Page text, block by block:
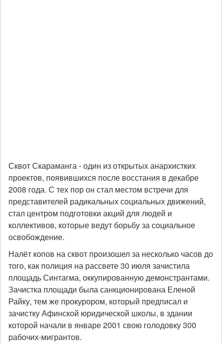
Сквот Скараманга - один из открытых анархистких
проектов, появившихся после восстания в декабре
2008 года. С тех пор он стал местом встречи для
представителей радикальных социальных движений,
стал центром подготовки акций для людей и
коллективов, которые ведут борьбу за социальное
освобождение.
Налёт копов на сквот произошел за несколько часов до
того, как полиция на рассвете 30 июля зачистила
площадь Синтагма, оккупированную демонстрантами.
Зачистка площади была санкционирована Еленой
Райку, тем же прокурором, который предписал и
зачистку Афинской юридической школы, в здании
которой начали в январе 2001 свою голодовку 300
рабочих-мигрантов.